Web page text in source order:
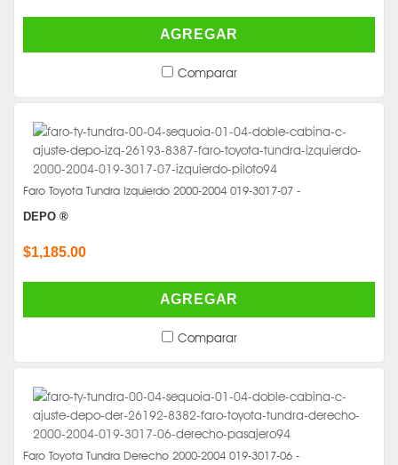
AGREGAR
Comparar
Faro Toyota Tundra Izquierdo 2000-2004 019-3017-07 -
DEPO ®
$1,185.00
AGREGAR
Comparar
Faro Toyota Tundra Derecho 2000-2004 019-3017-06 -